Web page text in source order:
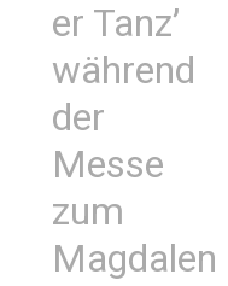
er Tanz’
während
der
Messe
zum
Magdalen